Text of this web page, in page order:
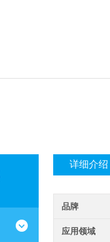
详细介绍
品牌
应用领域